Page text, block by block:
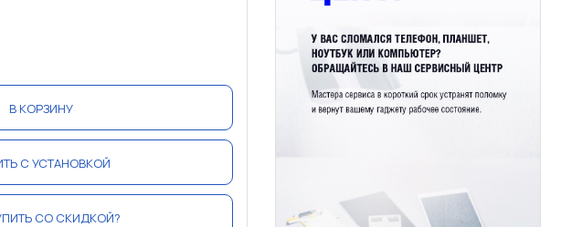
В КОРЗИНУ
С УСТАНОВКОЙ
СО СКИДКОЙ?